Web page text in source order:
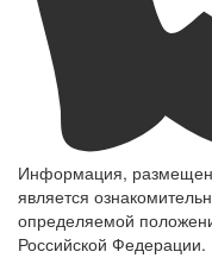
Информация,
является
определяемой
Российской Федерации.